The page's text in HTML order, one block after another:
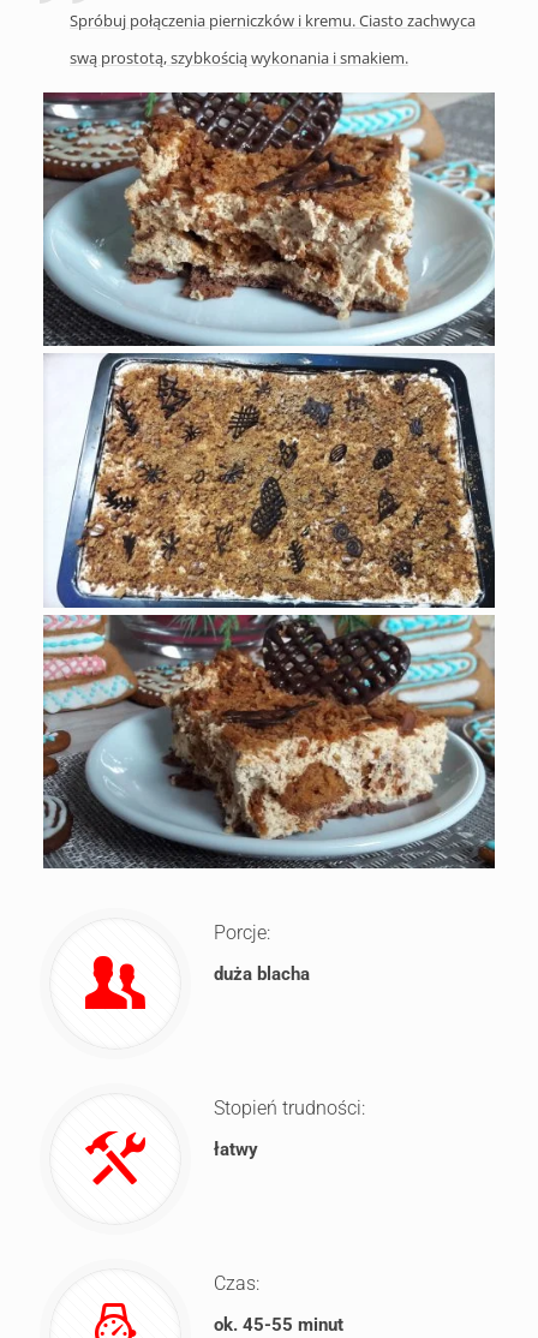
Spróbuj połączenia pierniczków i kremu. Ciasto zachwyca
swą prostotą, szybkością wykonania i smakiem.
Porcje:
duża blacha
Stopień trudności:
łatwy
Czas:
ok. 45-55 minut